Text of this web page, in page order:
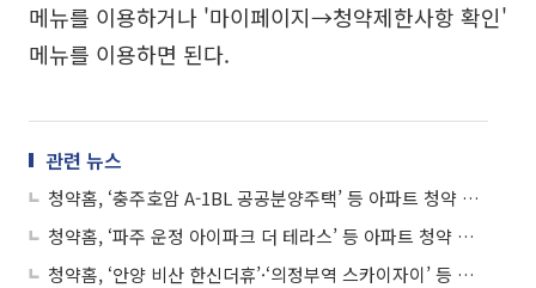
메뉴를 이용하거나 '마이페이지→청약제한사항 확인'
메뉴를 이용하면 된다.
관련 뉴스
청약홈, ‘충주호암 A-1BL 공공분양주택’ 등 아파트 청약 당첨자 발표
청약홈, ‘파주 운정 아이파크 더 테라스’ 등 아파트 청약 당첨자 발표
청약홈, ‘안양 비산 한신더휴’·‘의정부역 스카이자이’ 등 아파트 청약 당첨자 발표